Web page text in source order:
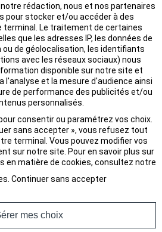
rédaction, nous et nos partenaires
pour stocker et/ou accéder à des
Le traitement de certaines
que les adresses IP, les données de
de géolocalisation, les identifiants
avec les réseaux sociaux) nous
disponible sur notre site et
l'analyse et la mesure d'audience ainsi
de performance des publicités et/ou
personnalisés.
consentir ou paramétrez vos choix.
sans accepter », vous refusez tout
terminal. Vous pouvez modifier vos
sur notre site. Pour en savoir plus sur
en matière de cookies, consultez notre
Continuer sans accepter
mes choix